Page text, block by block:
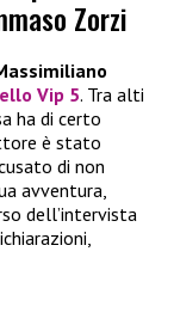
Zorzi
Vip 5. Tra alti
ha di certo
è stato
di non
avventura,
dell’intervista